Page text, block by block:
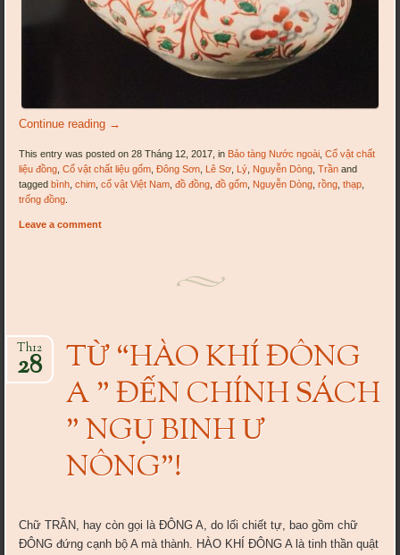
Continue reading →
This entry was posted on 28 Tháng 12, 2017, in Bảo tàng Nước ngoài ,Cổ vật chất
liệu đồng ,Cổ vật chất liệu gốm ,Đông Sơn Lê Sơ Lý Nguyễn Dòng ,Trần and
taggedbình ,chim ,cổ vật Việt Nam ,đồ đồng ,đồ gốm Nguyễn Dòng ,rồng ,thạp
trống đồng
Leave a comment
TỪ “HÀO KHÍ ĐÔNG
A ” ĐẾN CHÍNH SÁCH
” NGỤ BINH Ư
NÔNG”!
Th12
28
Chữ TRẦN, hay còn gọi là ĐÔNG A, do lối chiết tự, bao gồm chữ
ĐÔNG đứng cạnh bộ A mà thành. HÀO KHÍ ĐÔNG A là tinh thần quật